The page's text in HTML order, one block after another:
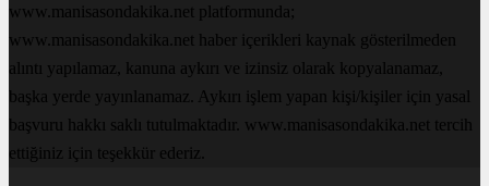
www.manisasondakika.net platformunda;
www.manisasondakika.net haber içerikleri kaynak gösterilmeden
alıntı yapılamaz, kanuna aykırı ve izinsiz olarak kopyalanamaz,
başka yerde yayınlanamaz. Aykırı işlem yapan kişi/kişiler için yasal
başvuru hakkı saklı tutulmaktadır. www.manisasondakika.net tercih
ettiğiniz için teşekkür ederiz.